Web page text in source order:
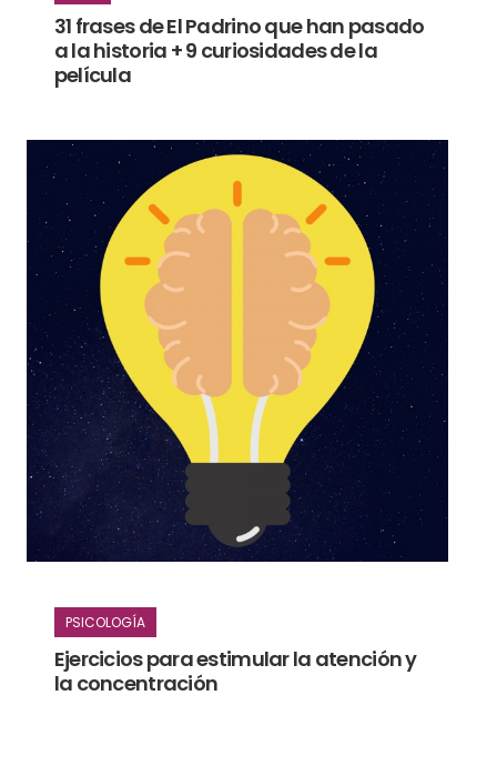
31 frases de El Padrino que han pasado
a la historia + 9 curiosidades de la
película
PSICOLOGÍA
Ejercicios para estimular la atención y
la concentración